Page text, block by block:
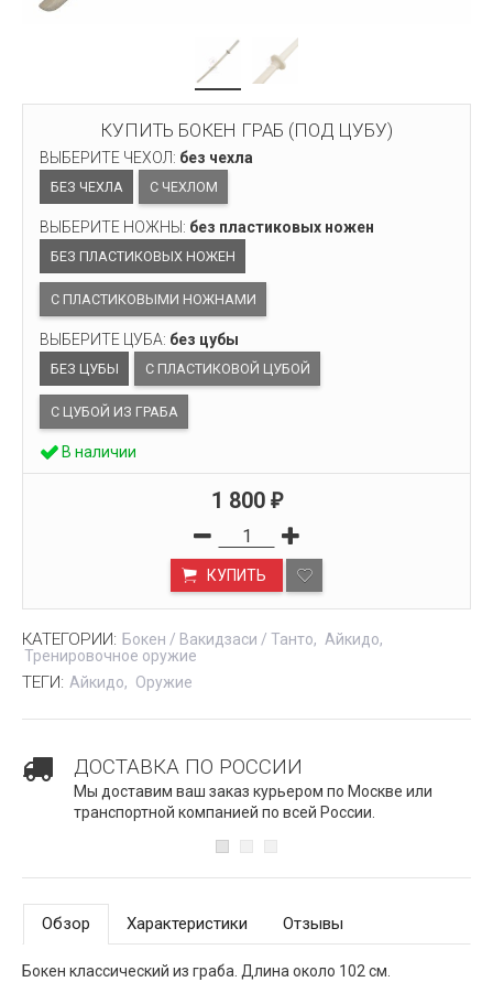
КУПИТЬ БОКЕН ГРАБ (ПОД ЦУБУ)
ВЫБЕРИТЕ ЧЕХОЛ: без чехла
БЕЗ ЧЕХЛА С ЧЕХЛОМ
ВЫБЕРИТЕ НОЖНЫ: без пластиковых ножен
БЕЗ ПЛАСТИКОВЫХ НОЖЕН
С ПЛАСТИКОВЫМИ НОЖНАМИ
ВЫБЕРИТЕ ЦУБА: без цубы
БЕЗ ЦУБЫ С ПЛАСТИКОВОЙ ЦУБОЙ
С ЦУБОЙ ИЗ ГРАБА
В наличии
1 800 ₽
КУПИТЬ
КАТЕГОРИИ: Бокен / Вакидзаси / Танто
Айкидо
Тренировочное оружие
ТЕГИ: Айкидо Оружие
ДОСТАВКА ПО РОССИИ
Мы доставим ваш заказ курьером по Москве или
транспортной компанией по всей России.
Обзор Характеристики Отзывы
Бокен классический из граба. Длина около 102 см.